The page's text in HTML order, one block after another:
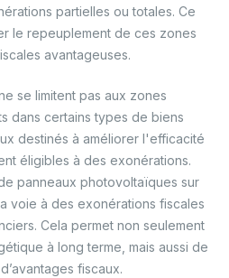
partielles ou totales. Ce
le repeuplement de ces zones
avantageuses.
se limitent pas aux zones
dans certains types de biens
destinés à améliorer l'efficacité
éligibles à des exonérations.
panneaux photovoltaïques sur
voie à des exonérations fiscales
Cela permet non seulement
à long terme, mais aussi de
fiscaux.